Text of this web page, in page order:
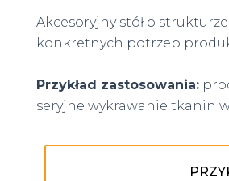
Akcesoryjny stół o
konkretnych potrzeb
Przykład zastosowania:
seryjne wykrawanie tkanin